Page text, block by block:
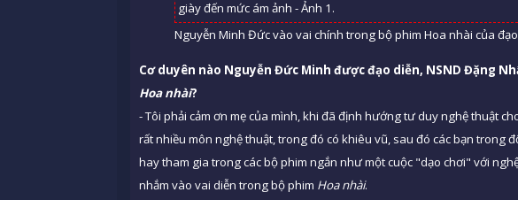
Nguyễn Minh Đức vào vai chính trong bộ phim Hoa nhài của
Cơ duyên nào Nguyễn Đức Minh được đạo diễn, NSND Đặng
Hoa nhài?
- Tôi phải cảm ơn mẹ của mình, khi đã định hướng tư duy nghệ thuật
rất nhiều môn nghệ thuật, trong đó có khiêu vũ, sau đó các bạn trong
hay tham gia trong các bộ phim ngắn như một cuộc "dạo chơi" với
nhắm vào vai diễn trong bộ phim Hoa nhài.